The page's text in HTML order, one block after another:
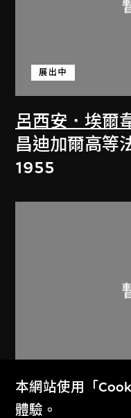
呂西安．埃爾
展出中
昌迪加爾高等
1955
呂西安．埃爾韋
本網站使用「
體驗。